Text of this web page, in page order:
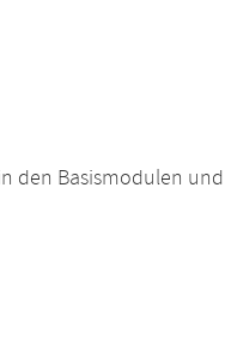
den Basismodulen